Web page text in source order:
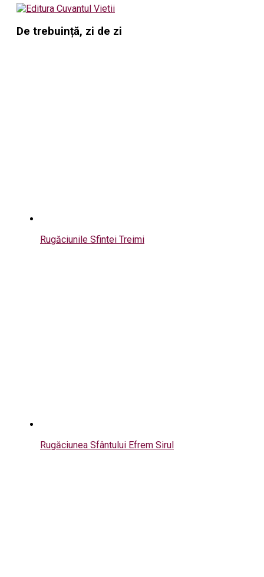
De trebuință, zi de zi
Rugăciunile Sfintei Treimi
Rugăciunea Sfântului Efrem Sirul